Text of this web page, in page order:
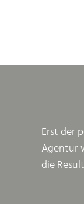
Erst der
Agentur
die